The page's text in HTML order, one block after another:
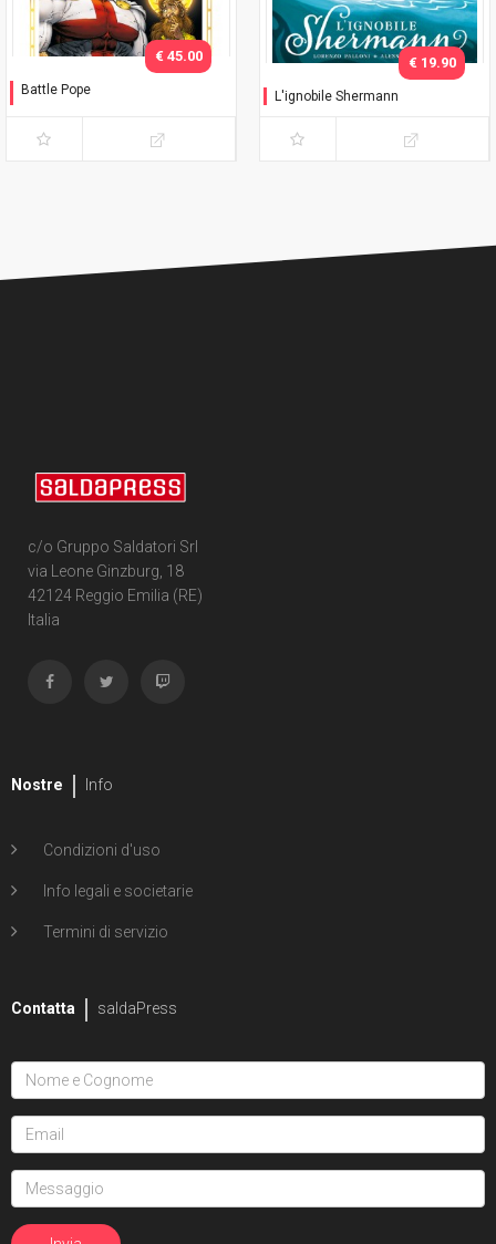
Battle Pope
€ 45.00
L'ignobile Shermann
€ 19.90
c/o Gruppo Saldatori Srl
via Leone Ginzburg, 18
42124 Reggio Emilia (RE)
Italia
Nostre Info
Condizioni d'uso
Info legali e societarie
Termini di servizio
Contatta saldaPress